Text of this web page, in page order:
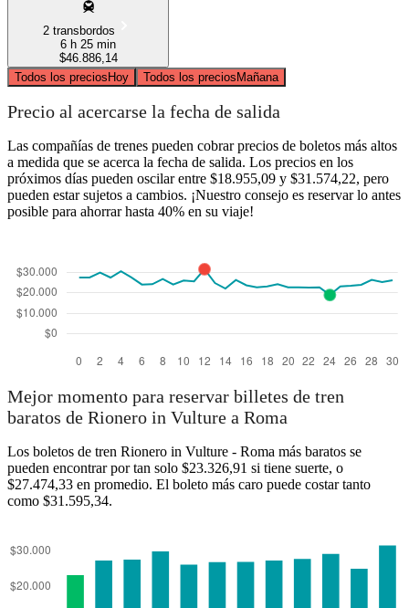
2 transbordos
6 h 25 min
$46.886,14
Todos los preciosHoy Todos los preciosMañana
Precio al acercarse la fecha de salida
Las compañías de trenes pueden cobrar precios de boletos más altos
a medida que se acerca la fecha de salida. Los precios en los
próximos días pueden oscilar entre $18.955,09 y $31.574,22, pero
pueden estar sujetos a cambios. ¡Nuestro consejo es reservar lo antes
posible para ahorrar hasta 40% en su viaje!
Mejor momento para reservar billetes de tren
baratos de Rionero in Vulture a Roma
Los boletos de tren Rionero in Vulture - Roma más baratos se
pueden encontrar por tan solo $23.326,91 si tiene suerte, o
$27.474,33 en promedio. El boleto más caro puede costar tanto
como $31.595,34.